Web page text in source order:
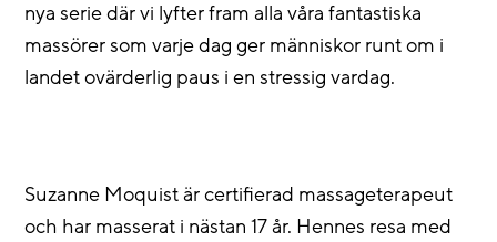
nya serie där vi lyfter fram alla våra fantastiska
massörer som varje dag ger människor runt om i
landet ovärderlig paus i en stressig vardag.
Suzanne Moquist är certifierad massageterapeut
och har masserat i nästan 17 år. Hennes resa med